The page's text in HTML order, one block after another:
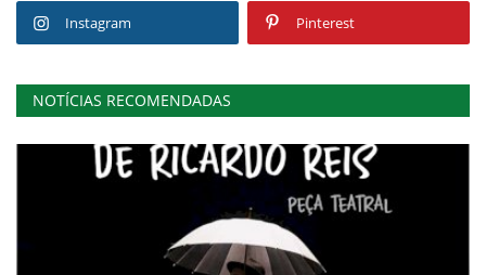
Instagram Pinterest
NOTÍCIAS RECOMENDADAS